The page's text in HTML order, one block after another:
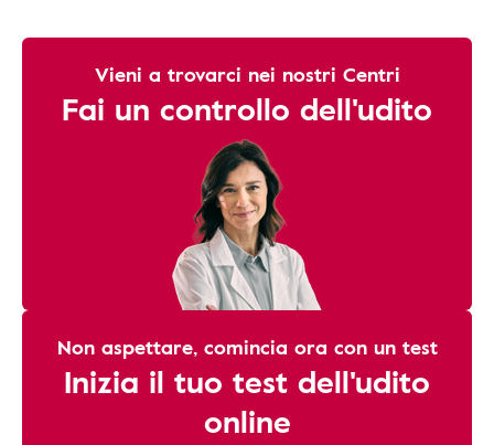
Vieni a trovarci nei nostri Centri
Fai un controllo dell'udito
Non aspettare, comincia ora con un test
Inizia il tuo test dell'udito
online